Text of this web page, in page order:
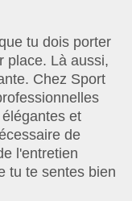
tu dois porter
place. Là aussi,
Chez Sport
et
de
l'entretien
tu te sentes bien